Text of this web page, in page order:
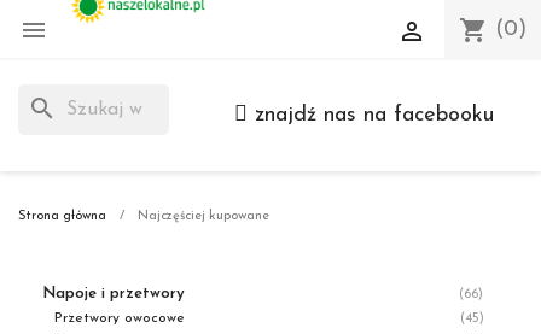
 shopping_cart (0)

search znajdź nas na facebooku
Strona główna Najczęściej kupowane
Napoje i przetwory (66)
Przetwory owocowe (45)